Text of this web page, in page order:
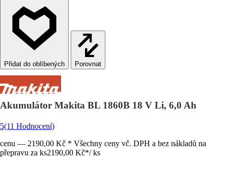
Porovnat
Akumulátor Makita BL 1860B 18 V Li, 6,0 Ah
5(11 Hodnocení)
cenu — 2190,00 Kč * Všechny ceny vč. DPH a bez nákladů na
přepravu za ks2190,00 Kč*/ ks